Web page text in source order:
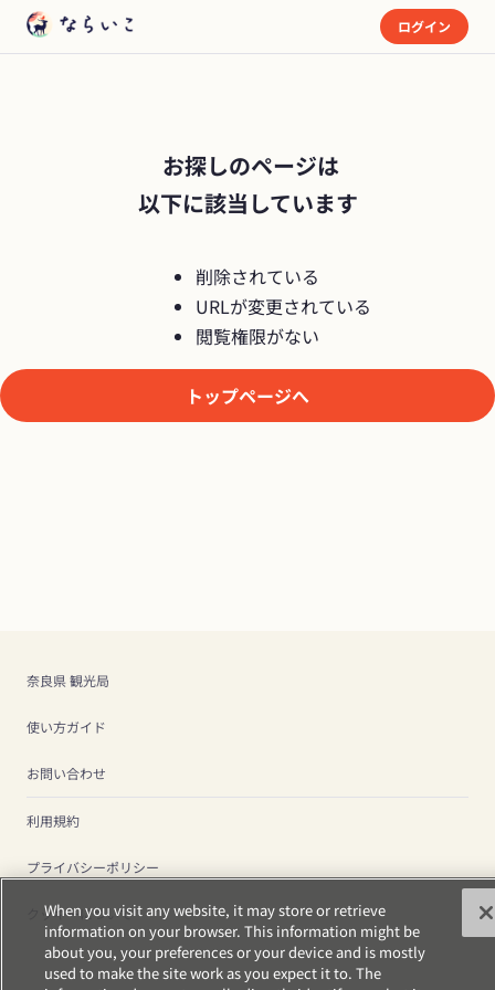
ログイン
以下に該当しています
削除されている
URLが変更されている
閲覧権限がない
トップページへ
奈良県 観光局
使い方ガイド
お問い合わせ
利用規約
プライバシーポリシー
クッキーについて
When you visit any website, it may store or retrieve
information on your browser. This information might be
about you, your preferences or your device and is mostly
used to make the site work as you expect it to. The